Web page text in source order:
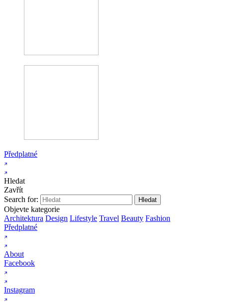
Předplatné
Hledat
Zavřít
Search for:
Objevte kategorie
Architektura Design Lifestyle Travel Beauty Fashion
Předplatné
About
Facebook
Instagram